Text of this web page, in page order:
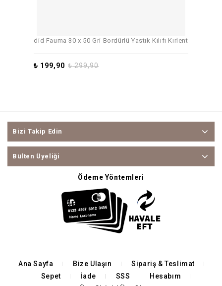
did Fauma 30 x 50 Gri Bordürlü Yastık Kılıfı Kırlent
₺299,90
₺ 199,90
Bizi Takip Edin
Bülten Üyeliği
Ödeme Yöntemleri
Ana Sayfa Bize Ulaşın
Sipariş & Teslimat
Sepet
İade SSS
Hesabım